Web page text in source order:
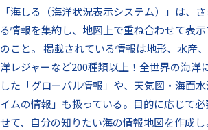
「海しる（海洋状況表示システム）」は、
る情報を集約し、地図上で重ね合わせて表
のこと。 掲載されている情報は地形、水産
洋レジャーなど200種類以上！全世界の海洋
した「グローバル情報」や、天気図・海面
イムの情報」も扱っている。目的に応じて
せて、自分の知りたい海の情報地図を作成し